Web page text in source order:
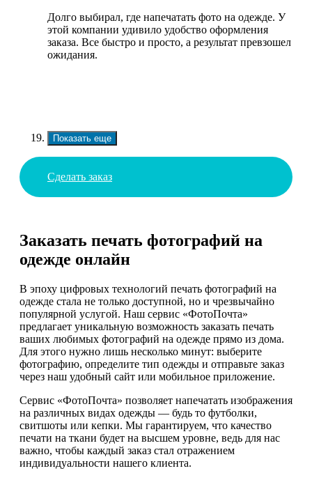
Долго выбирал, где напечатать фото на одежде. У
этой компании удивило удобство оформления
заказа. Все быстро и просто, а результат превзошел
ожидания.
Показать еще
Сделать заказ
Заказать печать фотографий на
одежде онлайн
В эпоху цифровых технологий печать фотографий на
одежде стала не только доступной, но и чрезвычайно
популярной услугой. Наш сервис «ФотоПочта»
предлагает уникальную возможность заказать печать
ваших любимых фотографий на одежде прямо из дома.
Для этого нужно лишь несколько минут: выберите
фотографию, определите тип одежды и отправьте заказ
через наш удобный сайт или мобильное приложение.
Сервис «ФотоПочта» позволяет напечатать изображения
на различных видах одежды — будь то футболки,
свитшоты или кепки. Мы гарантируем, что качество
печати на ткани будет на высшем уровне, ведь для нас
важно, чтобы каждый заказ стал отражением
индивидуальности нашего клиента.